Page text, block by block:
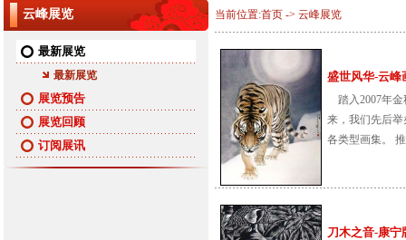
云峰展览
最新展览
最新展览
展览预告
展览回顾
订阅展讯
当前位置:首页-> 云峰展览
盛世风华-云峰
踏入2007年金
来，我们先后
各类型画集。
刀木之音-康宁